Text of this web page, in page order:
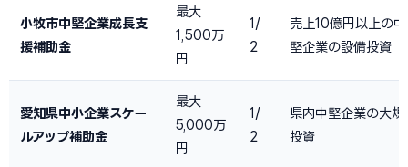
小牧市中堅企業成長支
援補助金
最大
1,500万
円
1/
2
売上10億円以上の
堅企業の設備投資
愛知県中小企業スケー
ルアップ補助金
最大
5,000万
円
1/
2
県内中堅企業の大規
投資